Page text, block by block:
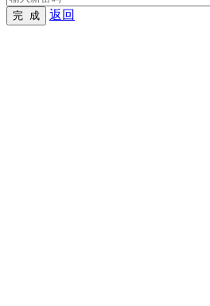
返回